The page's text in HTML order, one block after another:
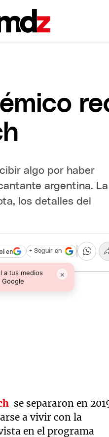
algo por haber
argentina. La
los detalles del
en
a tus medios
×
+ Seguir en
se separaron en
a vivir con la
en el programa